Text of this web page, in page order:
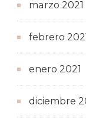
marzo 2021
febrero
enero 2021
diciembre